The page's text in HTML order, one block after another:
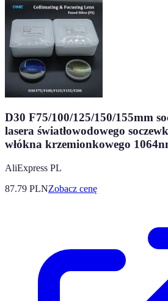
D30 F75/100/125/150/155mm
lasera światłowodowego
włókna krzemionkowego
AliExpress PL
87.79 PLNZobacz cenę